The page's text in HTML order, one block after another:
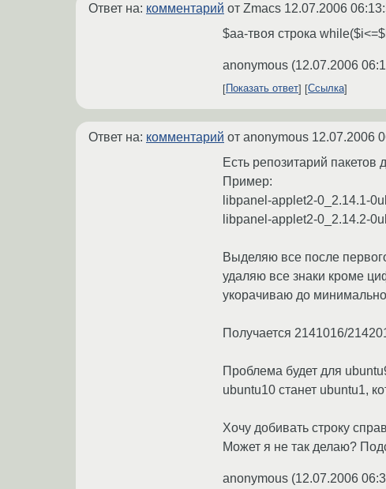
Ответ на: комментарий от Zmacs 12.07.2006
$aa-твоя строка
anonymous (12.07.2006
Показать ответ Ссылка
Ответ на: комментарий от anonymous 12.07.2006
Есть репозитарий
Пример:
libpanel-applet2-0_2.14.1-
libpanel-applet2-0_2.14.2-
Выделяю все после
удаляю все знаки кроме
укорачиваю до
Получается 2141016/
Проблема будет для
ubuntu10 станет ubuntu1,
Хочу добивать строку
Может я не так делаю?
anonymous (12.07.2006